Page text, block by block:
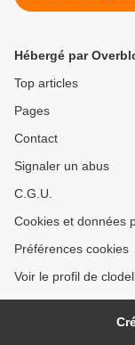
2020 à
Hébergé par
Top articles
Pages
Contact
Signaler un abus
C.G.U.
Cookies et données
Préférences cookies
Voir le profil de